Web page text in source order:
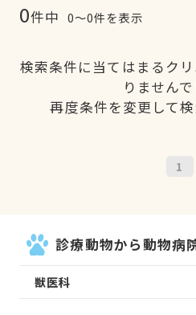
0件中 0〜0件を表示
検索条件に当てはまるク
りませんで
再度条件を変更して検
1
診療動物から動物病
獣医科